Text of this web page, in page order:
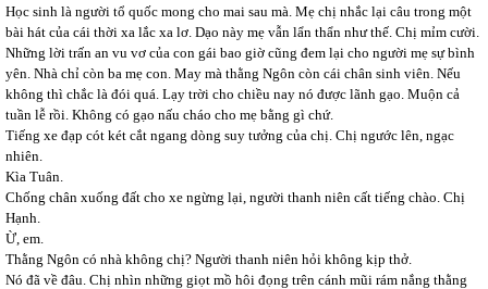
Học sinh là người tổ quốc mong cho mai sau mà. Mẹ chị nhắc lại câu trong một
bài hát của cái thời xa lắc xa lơ. Dạo này mẹ vẫn lẩn thẩn như thế. Chị mỉm cười.
Những lời trấn an vu vơ của con gái bao giờ cũng đem lại cho người mẹ sự bình
yên. Nhà chỉ còn ba mẹ con. May mà thằng Ngôn còn cái chân sinh viên. Nếu
không thì chắc là đói quá. Lạy trời cho chiều nay nó được lãnh gạo. Muộn cả
tuần lễ rồi. Không có gạo nấu cháo cho mẹ bằng gì chứ.
Tiếng xe đạp cót két cắt ngang dòng suy tưởng của chị. Chị ngước lên, ngạc
nhiên.
Kìa Tuân.
Chống chân xuống đất cho xe ngừng lại, người thanh niên cất tiếng chào. Chị
Hạnh.
Ừ, em.
Thằng Ngôn có nhà không chị? Người thanh niên hỏi không kịp thở.
Nó đã về đâu. Chị nhìn những giọt mồ hôi đọng trên cánh mũi rám nắng thằng